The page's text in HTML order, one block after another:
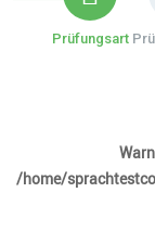
Prüfungsart
/home/